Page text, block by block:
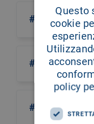
#EticaMedica
Questo
cookie
policy